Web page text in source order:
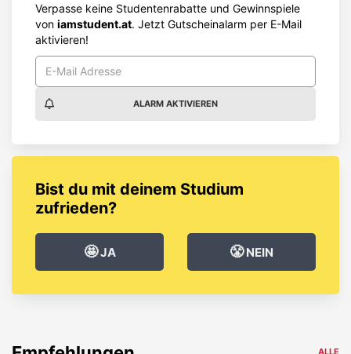
Verpasse keine Studentenrabatte und Gewinnspiele
von iamstudent.at. Jetzt Gutscheinalarm per E-Mail
aktivieren!
ALARM AKTIVIEREN
Bist du mit deinem Studium
zufrieden?
🤩JA 😤NEIN
ALLE